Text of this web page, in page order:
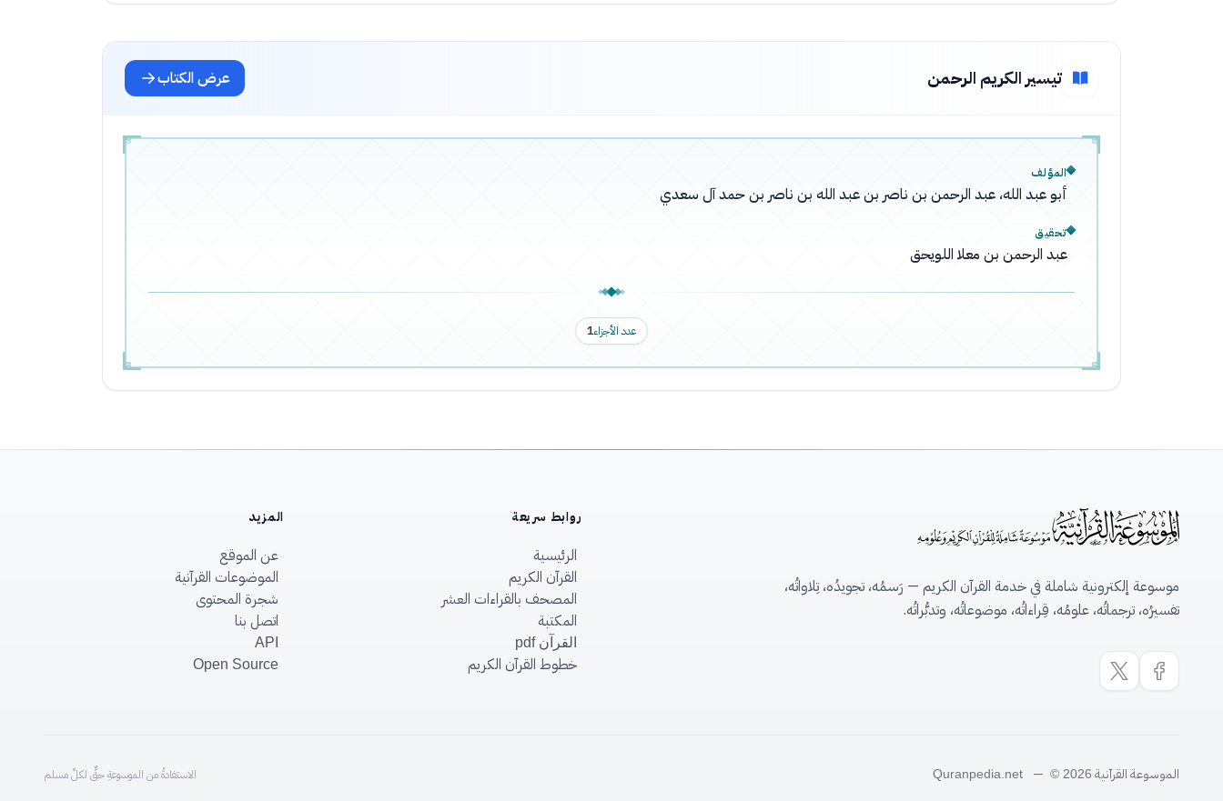
تيسير الكريم الرحمن عرض الكتاب
المؤلف
أبو عبد الله، عبد الرحمن بن ناصر بن عبد الله بن ناصر بن حمد آل سعدي
تحقيق
عبد الرحمن بن معلا اللويحق
عدد الأجزاء1
موسوعة إلكترونية شاملة في خدمة القرآن الكريم — رَسمُه، تجويدُه، تِلاواتُه،
تفسيرُه، ترجماتُه، علومُه، قِراءاتُه، موضوعاتُه، وتدبُّراتُه.
روابط سريعة
الرئيسية
القرآن الكريم
المصحف بالقراءات العشر
المكتبة
القرآن pdf
خطوط القرآن الكريم
المزيد
عن الموقع
الموضوعات القرآنية
شجرة المحتوى
اتصل بنا
API
Open Source
الموسوعة القرآنية Quranpedia.net — © 2026 الاستفادةُ من الموسوعةِ حقٌّ لكلِّ مسلم